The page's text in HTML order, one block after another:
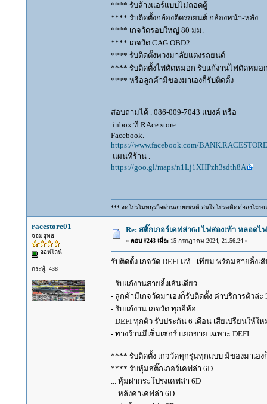
**** รับล้างแอร์แบบไม่ถอดตู้
**** รับติดตั้งกล้องติดรถยนต์ กล้องหน้า-หลัง
**** เกจวัดรอบใหญ่ 80 มม.
**** เกจวัด CAG OBD2
**** รับติดตั้งพวงมาลัยแต่งรถยนต์
**** รับติดตั้งไฟตัดหมอก รับแก้งานไฟตัดหมอ
**** หรือลูกค้ามีของมาเองก็รับติดตั้ง
สอบถามได้ . 086-009-7043 แบงค์ หรือ
inbox ที่ RAce store
Facebook.
https://www.facebook.com/
แผนทีร้าน .
https://goo.gl/maps/n1Lj1XHPzh3sdth8A
*** งดโปรโมทธุรกิจผ่านลายเซนต์ สนใจโปรดติดต่อลงโฆษ
racestore01
จอมยุทธ
ออฟไลน์
กระทู้: 438
Re: สติ๊กเกอร์เคฟล่า6d ไฟส่องเท้า หลอด
« ตอบ #243 เมื่อ:15 กรกฎาคม 2024, 21:56:24 »
รับติดตั้ง เกจวัด DEFI แท้ - เทียม พร้อมสายลิ้งเ
- รับแก้งานสายลิ้งเส้นเดียว
- ลูกค้ามีเกจวัดมาเองก็รับติดตั้ง ค่าบริการตัวล่
- รับแก้งาน เกจวัด ทุกยี่ห้อ
- DEFI ทุกตัว รับประกัน 6 เดือน เสียเปรียนให้ให
- ทางร้านมีเซ็นเซอร์ แยกขาย เฉพาะ DEFI
**** รับติดตั้ง เกจวัดทุกรุ่นทุกแบบ มีของมาเอง
**** รับหุ้มสติ๊กเกอร์เคฟล่า 6D
... หุ้มฝากระโปรงเคฟล่า 6D
... หลังคาเคฟล่า 6D